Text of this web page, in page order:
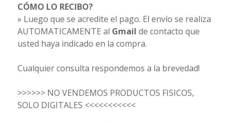
CÓMO LO RECIBO?
» Luego que se acredite el pago. El envío se realiza
AUTOMATICAMENTE al Gmail de contacto que
usted haya indicado en la compra.
Cualquier consulta respondemos a la brevedad!
>>>>>> NO VENDEMOS PRODUCTOS FISICOS,
SOLO DIGITALES <<<<<<<<<<<